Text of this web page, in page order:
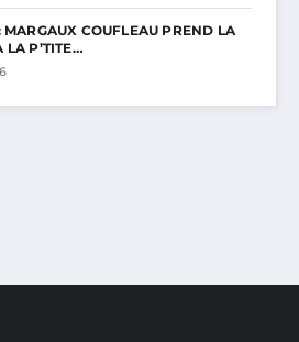
MARGAUX COUFLEAU PREND LA
LA P’TITE…